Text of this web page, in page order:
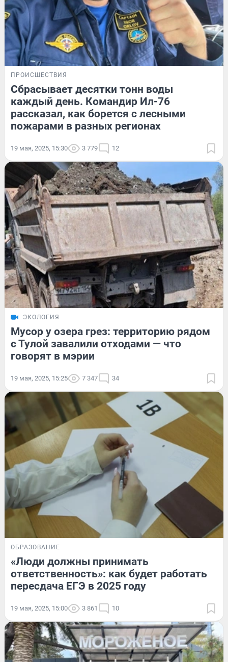
ПРОИСШЕСТВИЯ
Сбрасывает десятки тонн воды
каждый день. Командир Ил-76
рассказал, как борется с лесными
пожарами в разных регионах
19 мая, 2025, 15:30 3 779 12
ЭКОЛОГИЯ
Мусор у озера грез: территорию рядом
с Тулой завалили отходами — что
говорят в мэрии
19 мая, 2025, 15:25 7 347 34
ОБРАЗОВАНИЕ
«Люди должны принимать
ответственность»: как будет работать
пересдача ЕГЭ в 2025 году
19 мая, 2025, 15:00 3 861 10